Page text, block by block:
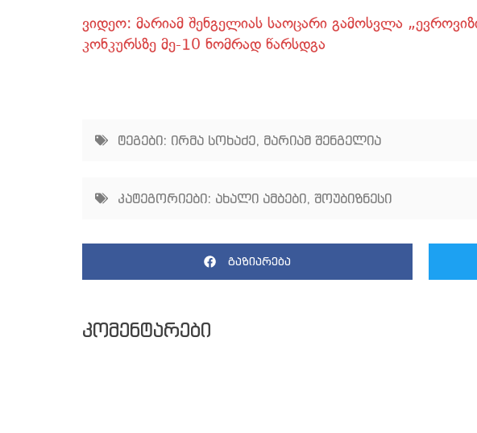
ვიდეო: მარიამ შენგელიას საოცარი გამოსვლა
კონკურსზე მე-10 ნომრად წარსდგა
ტეგები: ირმა სოხაძე, მარიამ შენგელია
კატეგორიები: ახალი ამბები, შოუბიზნესი
გაზიარება
კომენტარები